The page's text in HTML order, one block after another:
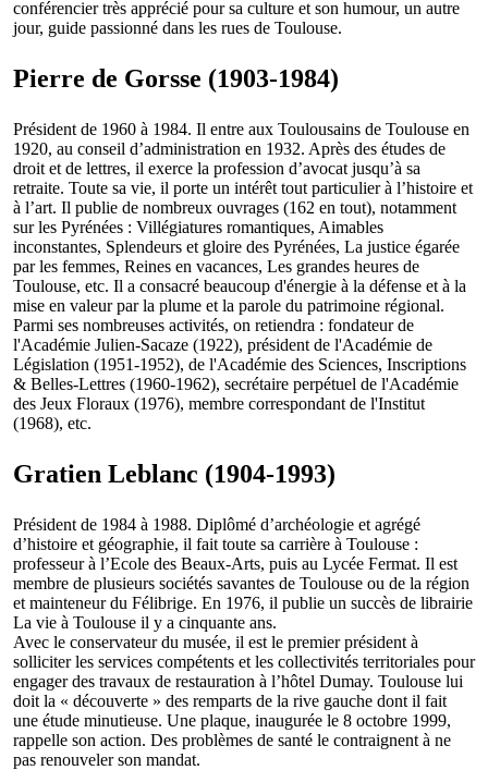
conférencier très apprécié pour sa culture et son humour, un autre
jour, guide passionné dans les rues de Toulouse.
Pierre de Gorsse (1903-1984)
Président de 1960 à 1984. Il entre aux Toulousains de Toulouse en
1920, au conseil d’administration en 1932. Après des études de
droit et de lettres, il exerce la profession d’avocat jusqu’à sa
retraite. Toute sa vie, il porte un intérêt tout particulier à l’histoire et
à l’art. Il publie de nombreux ouvrages (162 en tout), notamment
sur les Pyrénées : Villégiatures romantiques, Aimables
inconstantes, Splendeurs et gloire des Pyrénées, La justice égarée
par les femmes, Reines en vacances, Les grandes heures de
Toulouse, etc. Il a consacré beaucoup d'énergie à la défense et à la
mise en valeur par la plume et la parole du patrimoine régional.
Parmi ses nombreuses activités, on retiendra : fondateur de
l'Académie Julien-Sacaze (1922), président de l'Académie de
Législation (1951-1952), de l'Académie des Sciences, Inscriptions
& Belles-Lettres (1960-1962), secrétaire perpétuel de l'Académie
des Jeux Floraux (1976), membre correspondant de l'Institut
(1968), etc.
Gratien Leblanc (1904-1993)
Président de 1984 à 1988. Diplômé d’archéologie et agrégé
d’histoire et géographie, il fait toute sa carrière à Toulouse :
professeur à l’Ecole des Beaux-Arts, puis au Lycée Fermat. Il est
membre de plusieurs sociétés savantes de Toulouse ou de la région
et mainteneur du Félibrige. En 1976, il publie un succès de librairie
La vie à Toulouse il y a cinquante ans.
Avec le conservateur du musée, il est le premier président à
solliciter les services compétents et les collectivités territoriales pour
engager des travaux de restauration à l’hôtel Dumay. Toulouse lui
doit la « découverte » des remparts de la rive gauche dont il fait
une étude minutieuse. Une plaque, inaugurée le 8 octobre 1999,
rappelle son action. Des problèmes de santé le contraignent à ne
pas renouveler son mandat.